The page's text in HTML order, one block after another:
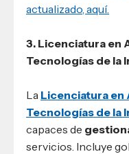
actualizado, aquí.
3. Licenciatura en
Tecnologías de la
La Licenciatura
Tecnologías de la
capaces de
servicios. Incluye